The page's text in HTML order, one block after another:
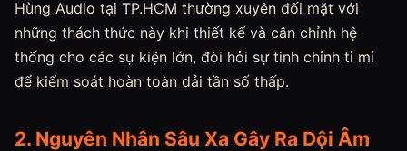
Hùng Audio tại TP.HCM thường xuyên đối mặt với
những thách thức này khi thiết kế và cân chỉnh hệ
thống cho các sự kiện lớn, đòi hỏi sự tinh chỉnh tỉ mỉ
để kiểm soát hoàn toàn dải tần số thấp.
2. Nguyên Nhân Sâu Xa Gây Ra Dội Âm